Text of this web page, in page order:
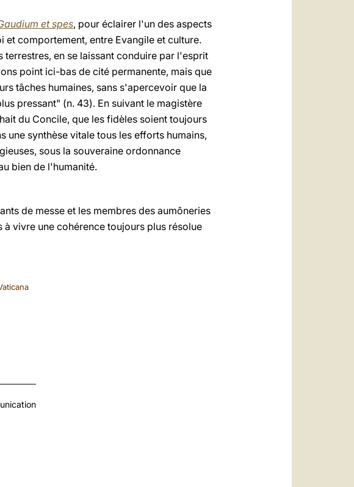
et spes, pour éclairer l'un des aspects
comportement, entre Evangile et culture.
en se laissant conduire par l'esprit
point ici-bas de cité permanente, mais que
tâches humaines, sans s'apercevoir que la
pressant" (n. 43). En suivant le magistère
du Concile, que les fidèles soient toujours
une synthèse vitale tous les efforts humains,
sous la souveraine ordonnance
bien de l'humanité.
de messe et les membres des aumôneries
à vivre une cohérence toujours plus résolue